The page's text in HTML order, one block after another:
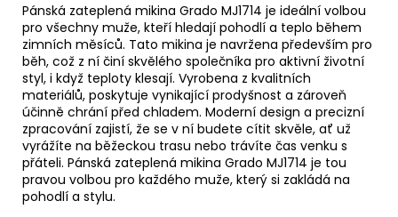
Pánská zateplená mikina Grado MJ1714 je ideální volbou
pro všechny muže, kteří hledají pohodlí a teplo během
zimních měsíců. Tato mikina je navržena především pro
běh, což z ní činí skvělého společníka pro aktivní životní
styl, i když teploty klesají. Vyrobena z kvalitních
materiálů, poskytuje vynikající prodyšnost a zároveň
účinně chrání před chladem. Moderní design a precizní
zpracování zajistí, že se v ní budete cítit skvěle, ať už
vyrážíte na běžeckou trasu nebo trávíte čas venku s
přáteli. Pánská zateplená mikina Grado MJ1714 je tou
pravou volbou pro každého muže, který si zakládá na
pohodlí a stylu.